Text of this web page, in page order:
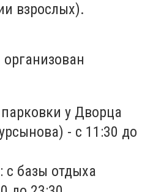
взрослых).
организован
у Дворца
- с 11:30 до
с базы отдыха